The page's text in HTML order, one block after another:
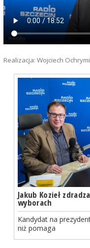
Realizacja: Wojciech
Jakub Kozieł
wyborach
Kandydat na
niż pomaga